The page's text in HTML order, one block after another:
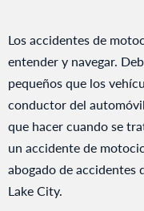
Los accidentes de
entender y navegar.
pequeños que los
conductor del
que hacer cuando se
un accidente de
abogado de
Lake City.